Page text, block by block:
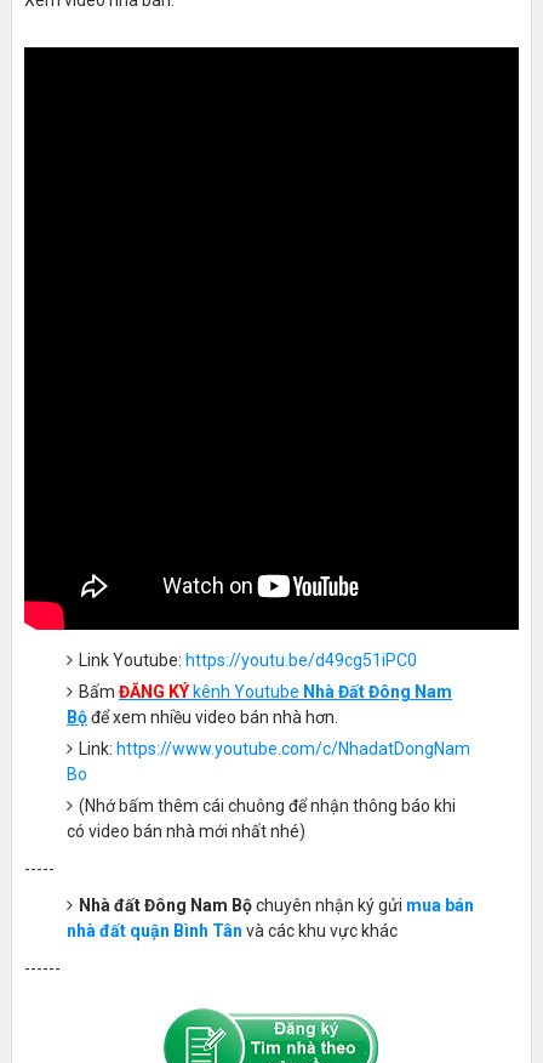
Link Youtube: https://youtu.be/d49cg51iPC0
Bấm ĐĂNG KÝ kênh Youtube Nhà Đất Đông Nam
Bộđể xem nhiều video bán nhà hơn.
Link: https://www.youtube.com/c/NhadatDongNam
Bo
(Nhớ bấm thêm cái chuông để nhận thông báo khi
có video bán nhà mới nhất nhé)
-----
Nhà đất Đông Nam Bộchuyên nhận ký gửi mua bán
nhà đất quận Bình Tân và các khu vực khác
------